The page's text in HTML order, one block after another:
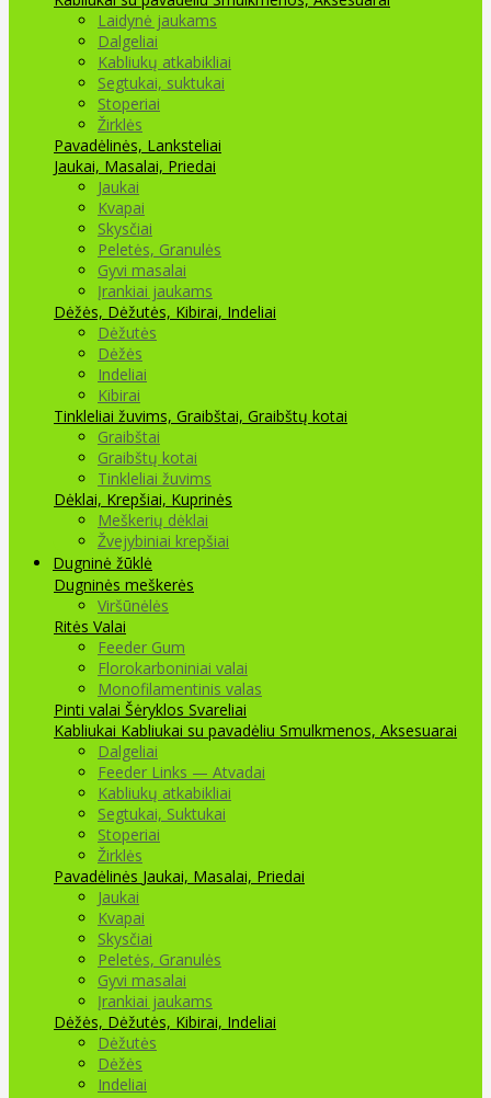
Laidynė jaukams
Dalgeliai
Kabliukų atkabikliai
Segtukai, suktukai
Stoperiai
Žirklės
Pavadėlinės, Lanksteliai
Jaukai, Masalai, Priedai
Jaukai
Kvapai
Skysčiai
Peletės, Granulės
Gyvi masalai
Įrankiai jaukams
Dėžės, Dėžutės, Kibirai, Indeliai
Dėžutės
Dėžės
Indeliai
Kibirai
Tinkleliai žuvims, Graibštai, Graibštų kotai
Graibštai
Graibštų kotai
Tinkleliai žuvims
Dėklai, Krepšiai, Kuprinės
Meškerių dėklai
Žvejybiniai krepšiai
Dugninė žūklė
Dugninės meškerės
Viršūnėlės
Ritės Valai
Feeder Gum
Florokarboniniai valai
Monofilamentinis valas
Pinti valai Šėryklos Svareliai
Kabliukai Kabliukai su pavadėliu Smulkmenos, Aksesuarai
Dalgeliai
Feeder Links — Atvadai
Kabliukų atkabikliai
Segtukai, Suktukai
Stoperiai
Žirklės
Pavadėlinės Jaukai, Masalai, Priedai
Jaukai
Kvapai
Skysčiai
Peletės, Granulės
Gyvi masalai
Įrankiai jaukams
Dėžės, Dėžutės, Kibirai, Indeliai
Dėžutės
Dėžės
Indeliai